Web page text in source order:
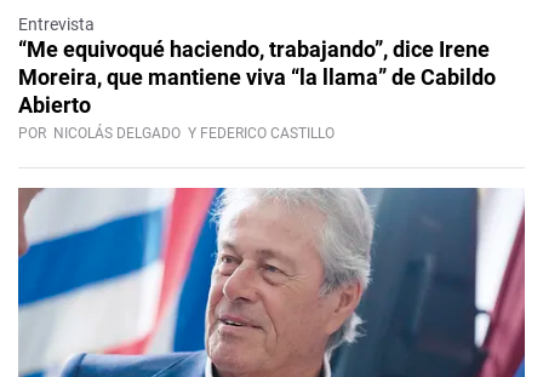
Entrevista
“Me equivoqué haciendo, trabajando”, dice Irene
Moreira, que mantiene viva “la llama” de Cabildo
Abierto
POR NICOLÁS DELGADO Y FEDERICO CASTILLO